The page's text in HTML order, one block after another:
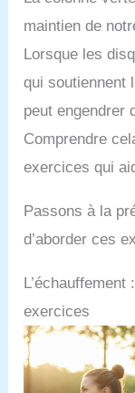
maintien de
Lorsque les
qui soutiennent
peut engendrer
Comprendre
exercices qui
Passons à la
d’aborder ces
exercices